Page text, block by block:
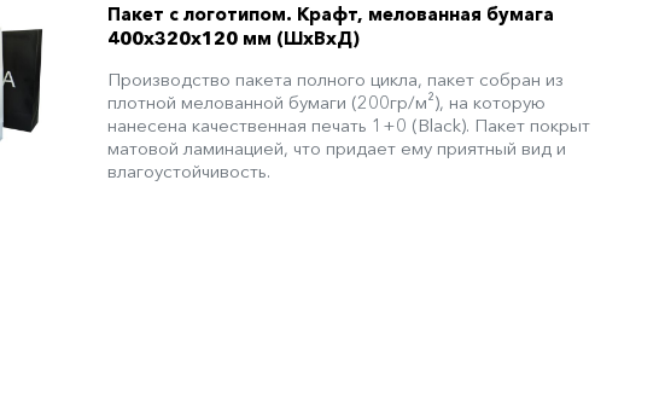
Пакет с логотипом. Крафт, мелованная бумага
400x320x120 мм (ШхВхД)
Производство пакета полного цикла, пакет собран из
плотной мелованной бумаги (200гр/м²), на которую
нанесена качественная печать 1+0 (Black). Пакет покрыт
матовой ламинацией, что придает ему приятный вид и
влагоустойчивость.